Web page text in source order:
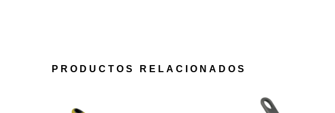
PRODUCTOS RELACIONADOS